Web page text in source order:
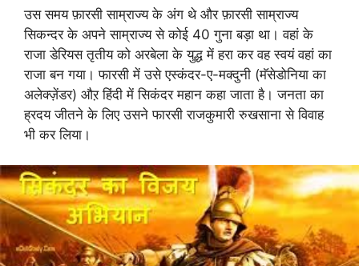
उस समय फ़ारसी साम्राज्य के अंग थे और फ़ारसी साम्राज्य
सिकन्दर के अपने साम्राज्य से कोई 40 गुना बड़ा था। वहां के
राजा डेरियस तृतीय को अरबेला के युद्ध में हरा कर वह स्वयं वहां का
राजा बन गया। फारसी में उसे एस्कंदर-ए-मक्दुनी (मॅसेडोनिया का
अलेक्ज़ेंडर) औऱ हिंदी में सिकंदर महान कहा जाता है। जनता का
ह्रदय जीतने के लिए उसने फारसी राजकुमारी रुखसाना से विवाह
भी कर लिया।